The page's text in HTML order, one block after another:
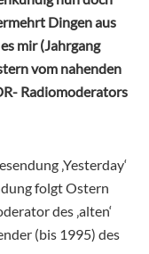
Dingen aus
mir (Jahrgang
vom nahenden
Radiomoderators
‚Yesterday‘
folgt Ostern
des ‚alten‘
(bis 1995) des